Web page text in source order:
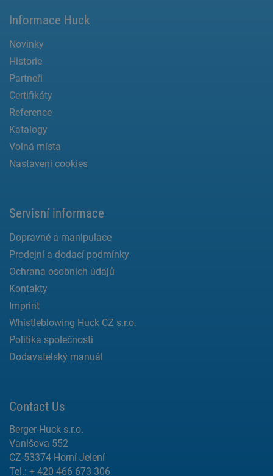
Informace Huck
Novinky
Historie
Partneři
Certifikáty
Reference
Katalogy
Volná místa
Nastavení cookies
Servisní informace
Dopravné a manipulace
Prodejní a dodací podmínky
Ochrana osobních údajů
Kontakty
Imprint
Whistleblowing Huck CZ s.r.o.
Politika společnosti
Dodavatelský manuál
Contact Us
Berger-Huck s.r.o.
Vanišova 552
CZ-53374 Horní Jelení
Tel.: + 420 466 673 306